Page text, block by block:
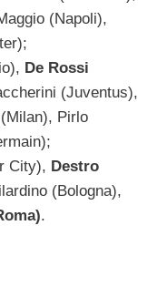
(Napoli),
De Rossi
(Juventus),
Pirlo
City), Destro
(Bologna),
.